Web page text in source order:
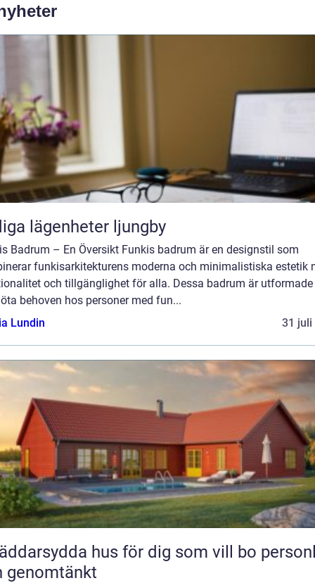
lägenheter ljungby
Badrum – En Översikt Funkis badrum är en designstil som
funkisarkitekturens moderna och minimalistiska estetik
och tillgänglighet för alla. Dessa badrum är
behoven hos personer med fun...
Lundin
31 juli
hus för dig som vill bo
genomtänkt